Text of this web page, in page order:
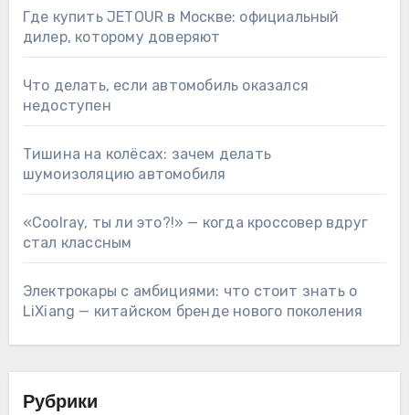
Где купить JETOUR в Москве: официальный
дилер, которому доверяют
Что делать, если автомобиль оказался
недоступен
Тишина на колёсах: зачем делать
шумоизоляцию автомобиля
«Coolray, ты ли это?!» — когда кроссовер вдруг
стал классным
Электрокары с амбициями: что стоит знать о
LiXiang — китайском бренде нового поколения
Рубрики